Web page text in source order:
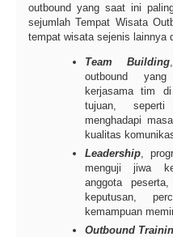
outbound yang saat ini
sejumlah Tempat Wisata
tempat wisata sejenis lainnya
Team Building
outbound yang
kerjasama tim
tujuan,
menghadapi
kualitas
Leadership ,
menguji jiwa
anggota
keputusan,
kemampuan
Outbound